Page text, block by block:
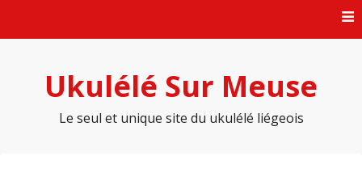
Ukulélé Sur Meuse
Le seul et unique site du ukulélé liégeois